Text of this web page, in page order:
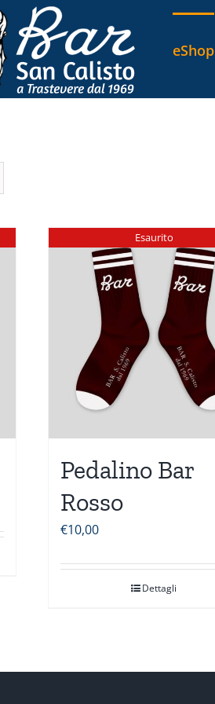
eShop
Esaurito
Pedalino Bar
Rosso
€10,00
Dettagli